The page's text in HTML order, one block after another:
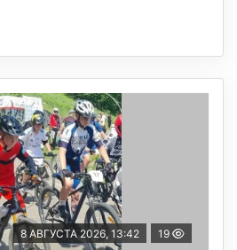
8 АВГУСТА 2026, 13:42 19